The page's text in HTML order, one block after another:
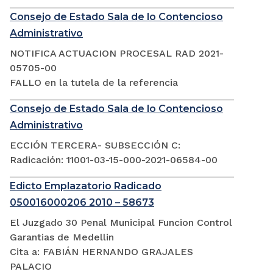
Consejo de Estado Sala de lo Contencioso
Administrativo
NOTIFICA ACTUACION PROCESAL RAD 2021-
05705-00
FALLO en la tutela de la referencia
Consejo de Estado Sala de lo Contencioso
Administrativo
ECCIÓN TERCERA- SUBSECCIÓN C:
Radicación: 11001-03-15-000-2021-06584-00
Edicto Emplazatorio Radicado
050016000206 2010 – 58673
El Juzgado 30 Penal Municipal Funcion Control
Garantias de Medellin
Cita a: FABIÁN HERNANDO GRAJALES
PALACIO